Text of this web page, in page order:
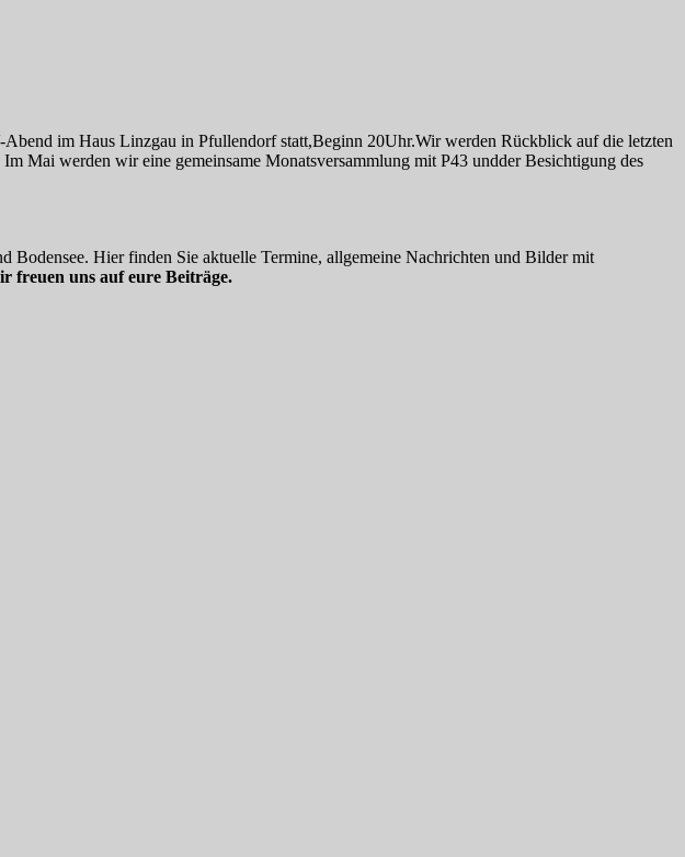
im Haus Linzgau in Pfullendorf statt,Beginn 20Uhr.Wir werden Rückblick auf die letzten
Mai werden wir eine gemeinsame Monatsversammlung mit P43 undder Besichtigung des
Hier finden Sie aktuelle Termine, allgemeine Nachrichten und Bilder mit
freuen uns auf eure Beiträge.